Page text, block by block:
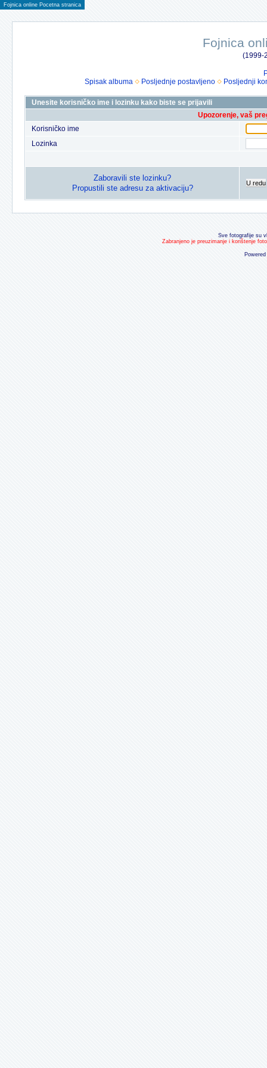
Fojnica online Pocetna stranica
Fojnica
(1999-
Spisak albuma
Posljednje postavljeno Posljednji
Unesite korisničko ime i lozinku kako biste se prijavili
Upozorenje, vaš
Korisničko ime
Lozinka
Zaboravili ste lozinku?
Propustili ste adresu za aktivaciju?
U redu
Sve fotografije su
Zabranjeno je preuzimanje i korištenje